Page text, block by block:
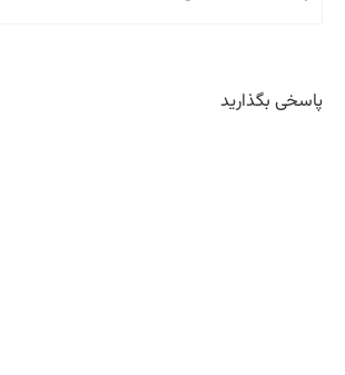
پاسخی بگذارید